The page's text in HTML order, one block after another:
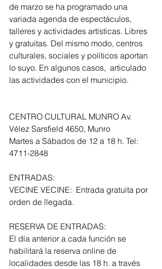
de marzo se ha programado una
variada agenda de espectáculos,
talleres y actividades artísticas. Libres
y gratuitas. Del mismo modo, centros
culturales, sociales y políticos aportan
lo suyo. En algunos casos,  articulado
las actividades con el municipio.
CENTRO CULTURAL MUNRO Av.
Vélez Sarsfield 4650, Munro
Martes a Sábados de 12 a 18 h. Tel:
4711-2848
ENTRADAS:
VECINE VECINE:  Entrada gratuita por
orden de llegada.
RESERVA DE ENTRADAS:
El día anterior a cada función se
habilitará la reserva online de
localidades desde las 18 h. a través